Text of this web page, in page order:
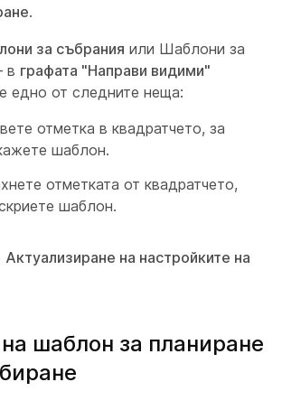
.
за събрания или Шаблони за
в графата "Направи видими"
едно от следните неща:
отметка в квадратчето, за
шаблон.
отметката от квадратчето,
шаблон.
Актуализиране на настройките на
шаблон за планиране